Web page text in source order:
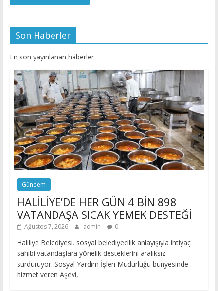
Son Haberler
En son yayınlanan haberler
Gündem
HALİLİYE’DE HER GÜN 4 BİN 898
VATANDAŞA SICAK YEMEK DESTEĞİ
Ağustos 7, 2026 admin 0
Haliliye Belediyesi, sosyal belediyecilik anlayışıyla ihtiyaç
sahibi vatandaşlara yönelik desteklerini aralıksız
sürdürüyor. Sosyal Yardım İşleri Müdürlüğü bünyesinde
hizmet veren Aşevi,